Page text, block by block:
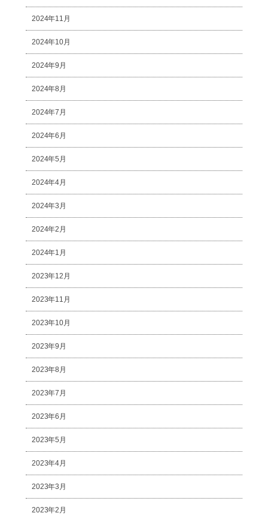
2024年11月
2024年10月
2024年9月
2024年8月
2024年7月
2024年6月
2024年5月
2024年4月
2024年3月
2024年2月
2024年1月
2023年12月
2023年11月
2023年10月
2023年9月
2023年8月
2023年7月
2023年6月
2023年5月
2023年4月
2023年3月
2023年2月